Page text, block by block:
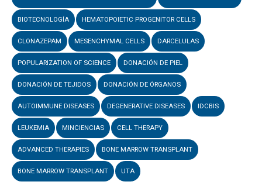
BIOTECNOLOGÍA HEMATOPOIETIC PROGENITOR CELLS
CLONAZEPAM MESENCHYMAL CELLS DARCELULAS
POPULARIZATION OF SCIENCE DONACIÓN DE PIEL
DONACIÓN DE TEJIDOS DONACIÓN DE ÓRGANOS
AUTOIMMUNE DISEASES DEGENERATIVE DISEASES IDCBIS
LEUKEMIA MINCIENCIAS CELL THERAPY
ADVANCED THERAPIES BONE MARROW TRANSPLANT
BONE MARROW TRANSPLANT UTA